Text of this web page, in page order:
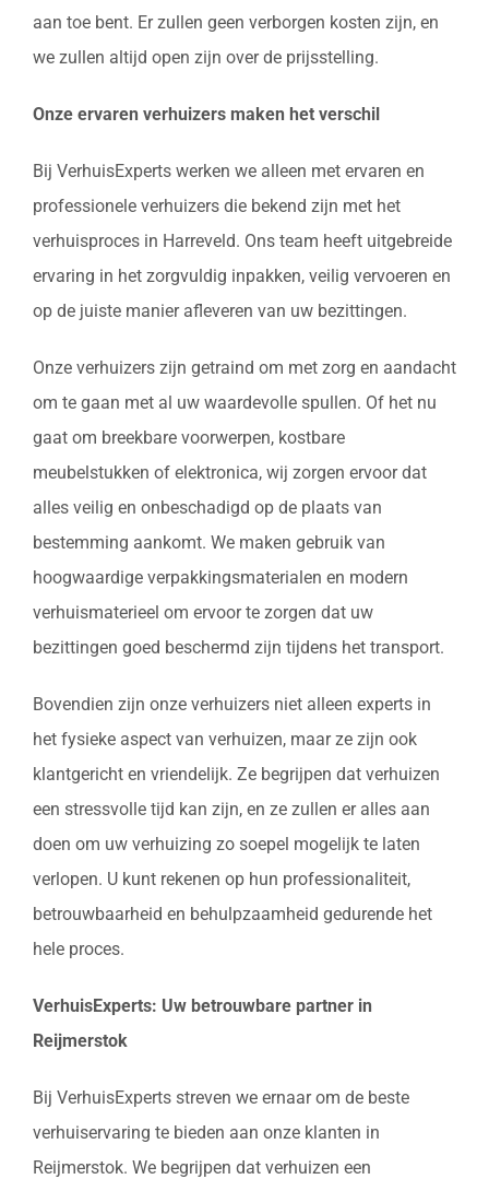
aan toe bent. Er zullen geen verborgen kosten zijn, en
we zullen altijd open zijn over de prijsstelling.
Onze ervaren verhuizers maken het verschil
Bij VerhuisExperts werken we alleen met ervaren en
professionele verhuizers die bekend zijn met het
verhuisproces in Harreveld. Ons team heeft uitgebreide
ervaring in het zorgvuldig inpakken, veilig vervoeren en
op de juiste manier afleveren van uw bezittingen.
Onze verhuizers zijn getraind om met zorg en aandacht
om te gaan met al uw waardevolle spullen. Of het nu
gaat om breekbare voorwerpen, kostbare
meubelstukken of elektronica, wij zorgen ervoor dat
alles veilig en onbeschadigd op de plaats van
bestemming aankomt. We maken gebruik van
hoogwaardige verpakkingsmaterialen en modern
verhuismaterieel om ervoor te zorgen dat uw
bezittingen goed beschermd zijn tijdens het transport.
Bovendien zijn onze verhuizers niet alleen experts in
het fysieke aspect van verhuizen, maar ze zijn ook
klantgericht en vriendelijk. Ze begrijpen dat verhuizen
een stressvolle tijd kan zijn, en ze zullen er alles aan
doen om uw verhuizing zo soepel mogelijk te laten
verlopen. U kunt rekenen op hun professionaliteit,
betrouwbaarheid en behulpzaamheid gedurende het
hele proces.
VerhuisExperts: Uw betrouwbare partner in
Reijmerstok
Bij VerhuisExperts streven we ernaar om de beste
verhuiservaring te bieden aan onze klanten in
Reijmerstok. We begrijpen dat verhuizen een